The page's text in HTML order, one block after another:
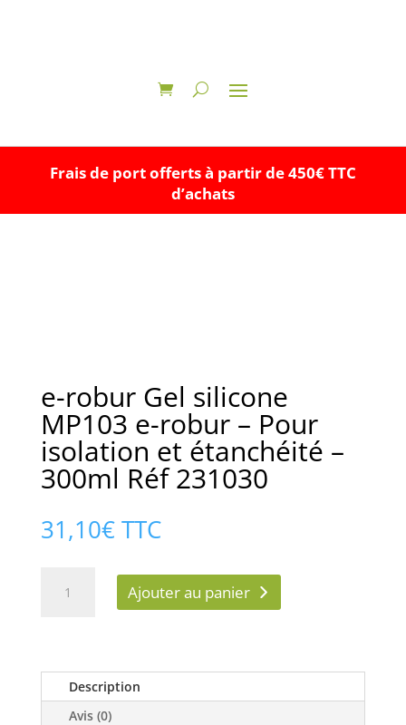
Frais de port offerts à partir de 450€ TTC
d’achats
e-robur Gel silicone
MP103 e-robur – Pour
isolation et étanchéité –
300ml Réf 231030
31,10€ TTC
silicone
MP103
Ajouter au panier
Description
Avis (0)